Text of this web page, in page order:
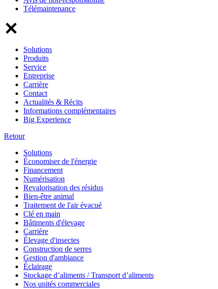
Télémaintenance
Solutions
Produits
Service
Entreprise
Carrière
Contact
Actualités & Récits
Informations complémentaires
Big Experience
Retour
Solutions
Économiser de l'énergie
Financement
Numérisation
Revalorisation des résidus
Bien-être animal
Traitement de l'air évacué
Clé en main
Bâtiments d'élevage
Carrière
Élevage d'insectes
Construction de serres
Gestion d'ambiance
Éclairage
Stockage d’aliments / Transport d’aliments
Nos unités commerciales